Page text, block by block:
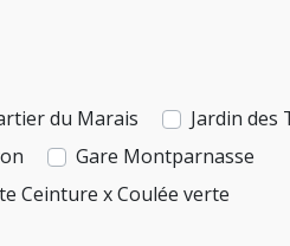
du Marais
Jardin des
Gare Montparnasse
Ceinture x Coulée verte